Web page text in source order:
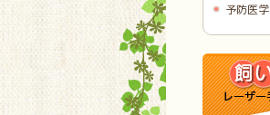
予防医学